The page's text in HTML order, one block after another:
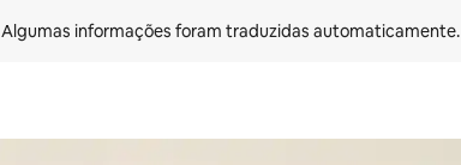
Algumas informações foram traduzidas automaticamente.